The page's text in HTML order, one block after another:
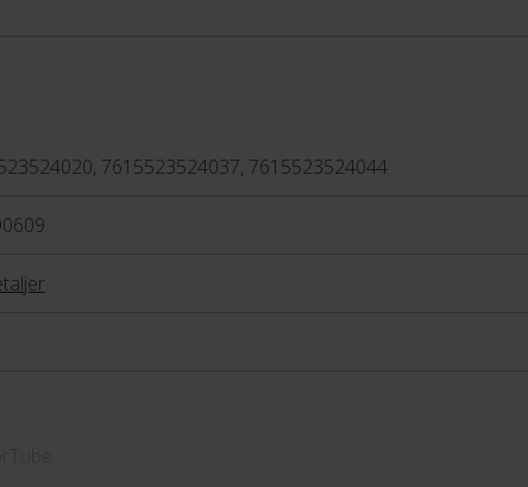
7615523524037, 7615523524044